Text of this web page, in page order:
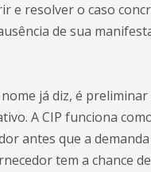
e resolver o caso
de sua
já diz, é
A CIP funciona
antes que a demanda
tem a chance